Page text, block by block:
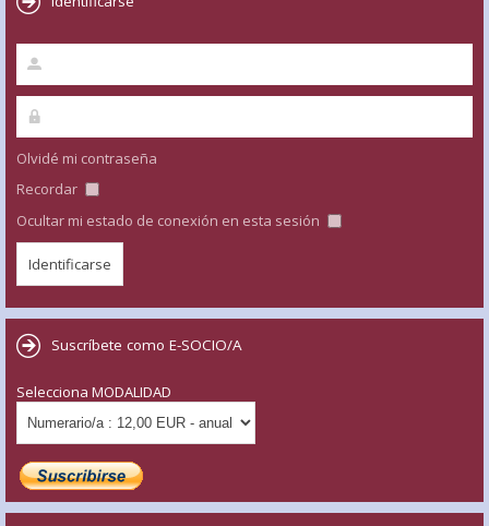
Olvidé mi contraseña
Recordar
Ocultar mi estado de conexión en esta sesión
Suscríbete como E-SOCIO/A
Selecciona MODALIDAD